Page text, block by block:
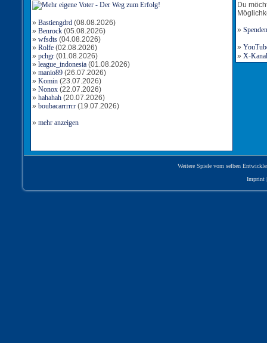
» Bastiengdrd (08.08.2026)
» Benrock (05.08.2026)
» wfsdts (04.08.2026)
» Rolfe (02.08.2026)
» pchgr (01.08.2026)
» league_indonesia (01.08.2026)
» manio89 (26.07.2026)
» Komin (23.07.2026)
» Nonox (22.07.2026)
» hahahah (20.07.2026)
» boubacarrrrrr (19.07.2026)
» mehr anzeigen
Du
» Spenden
»
» X-
Weitere Spiele vom selben
Imprint